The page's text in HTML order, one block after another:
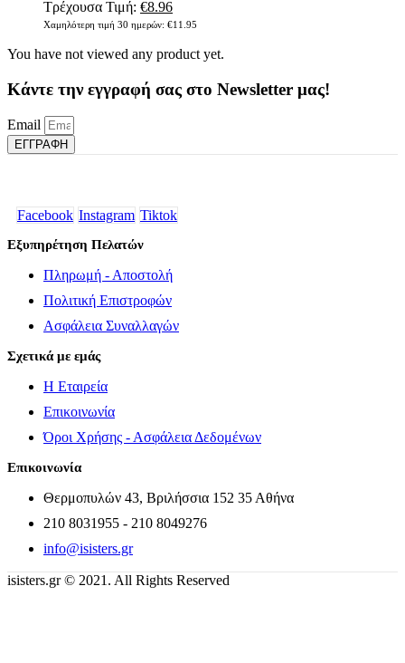
του
Τρέχουσα Τιμή: Original
price
€11.95.
€8.96Η
τρέχουσα
είναι:
Χαμηλότερη τιμή 30 ημερών: €11.95
You have not viewed any product yet.
Κάντε την εγγραφή σας στο Newsletter μας!
Email
ΕΓΓΡΑΦΗ
Facebook Instagram Tiktok
Εξυπηρέτηση Πελατών
Πληρωμή - Αποστολή
Πολιτική Επιστροφών
Ασφάλεια Συναλλαγών
Σχετικά με εμάς
Η Εταιρεία
Επικοινωνία
Όροι Χρήσης - Ασφάλεια Δεδομένων
Επικοινωνία
Θερμοπυλών 43, Βριλήσσια 152 35 Αθήνα
210 8031955 - 210 8049276
info@isisters.gr
isisters.gr © 2021. All Rights Reserved